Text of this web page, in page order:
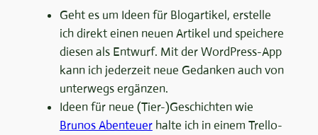
Geht es um Ideen für Blogartikel, erstelle
ich direkt einen neuen Artikel und speichere
diesen als Entwurf. Mit der WordPress-App
kann ich jederzeit neue Gedanken auch von
unterwegs ergänzen.
Ideen für neue (Tier-)Geschichten wie
Brunos Abenteuerhalte ich in einem Trello-